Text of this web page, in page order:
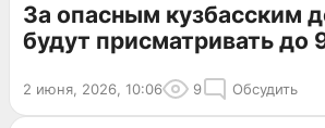
За опасным кузбасским
будут присматривать до
2 июня, 2026, 10:06 9 Обсудить